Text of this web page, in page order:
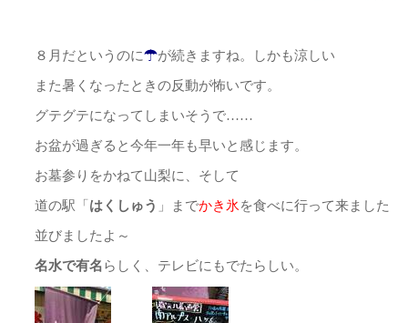
８月だというのに☂が続きますね。しかも涼しい
また暑くなったときの反動が怖いです。
グテグテになってしまいそうで……
お盆が過ぎると今年一年も早いと感じます。
お墓参りをかねて山梨に、そして
道の駅「はくしゅう 」までかき氷を食べに行って来ました
並びましたよ～
名水で有名らしく、テレビにもでたらしい。